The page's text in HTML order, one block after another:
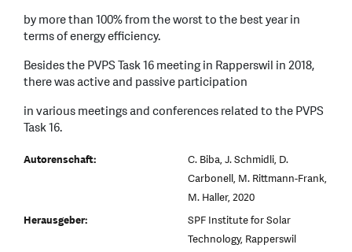
by more than 100% from the worst to the best year in
terms of energy efficiency.
Besides the PVPS Task 16 meeting in Rapperswil in 2018,
there was active and passive participation
in various meetings and conferences related to the PVPS
Task 16.
Autorenschaft:
C. Biba, J. Schmidli, D.
Carbonell, M. Rittmann-Frank,
M. Haller, 2020
Herausgeber:
SPF Institute for Solar
Technology, Rapperswil